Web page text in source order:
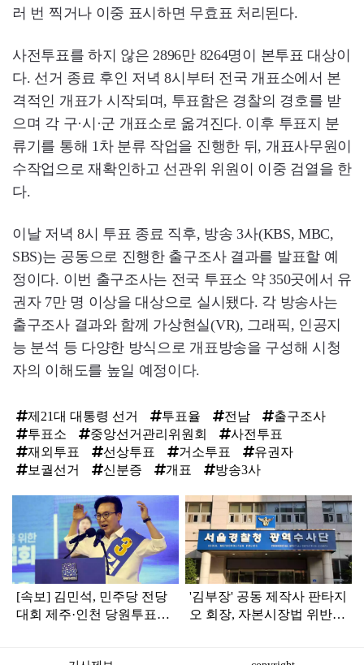
러 번 찍거나 이중 표시하면 무효표 처리된다.
사전투표를 하지 않은 2896만 8264명이 본투표 대상이
다. 선거 종료 후인 저녁 8시부터 전국 개표소에서 본
격적인 개표가 시작되며, 투표함은 경찰의 경호를 받
으며 각 구·시·군 개표소로 옮겨진다. 이후 투표지 분
류기를 통해 1차 분류 작업을 진행한 뒤, 개표사무원이
수작업으로 재확인하고 선관위 위원이 이중 검열을 한
다.
이날 저녁 8시 투표 종료 직후, 방송 3사(KBS, MBC,
SBS)는 공동으로 진행한 출구조사 결과를 발표할 예
정이다. 이번 출구조사는 전국 투표소 약 350곳에서 유
권자 7만 명 이상을 대상으로 실시됐다. 각 방송사는
출구조사 결과와 함께 가상현실(VR), 그래픽, 인공지
능 분석 등 다양한 방식으로 개표방송을 구성해 시청
자의 이해도를 높일 예정이다.
제21대 대통령 선거 투표율 전남
출구조사
투표소
중앙선거관리위원회
사전투표
재외투표
선상투표 거소투표
유권자
보궐선거
신분증 개표 방송3사
인
[속보] 김민석, 민주당 전당
대회 제주·인천 당원투표서
'김부장' 공동 제작사 판타지
오 회장, 자본시장법 위반